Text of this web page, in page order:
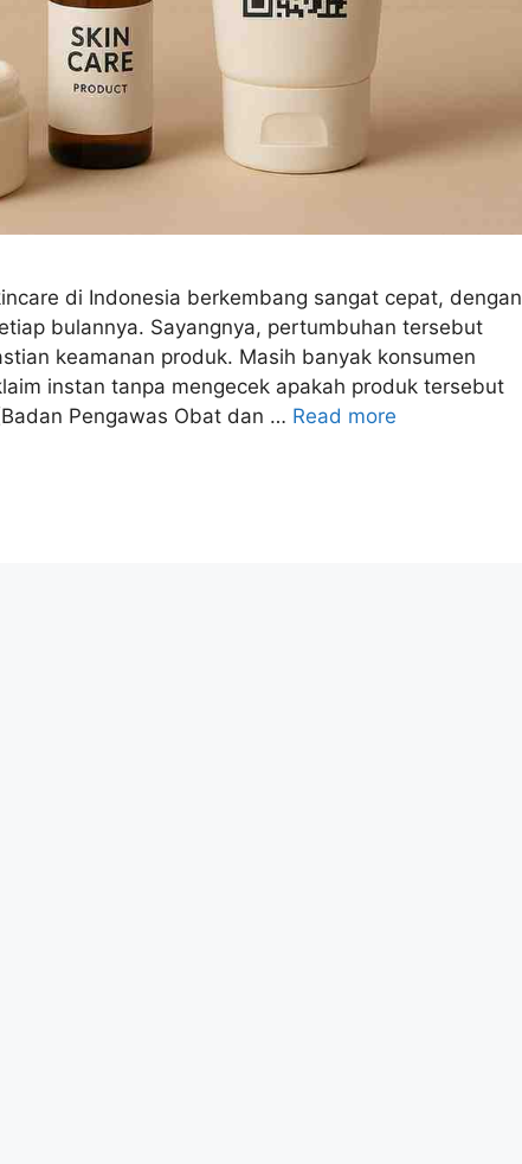
di Indonesia berkembang sangat cepat, dengan
bulannya. Sayangnya, pertumbuhan tersebut
keamanan produk. Masih banyak konsumen
instan tanpa mengecek apakah produk tersebut
Pengawas Obat dan … Read more